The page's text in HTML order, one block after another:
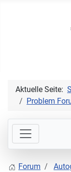
Aktuelle Seite:
Problem
Forum